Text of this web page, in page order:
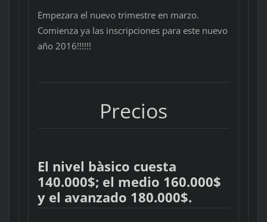
Empezara el nuevo trimestre en marzo.
Comienza ya las inscripciones para este nuevo
año 2016!!!!!!
Precios
El nivel bàsico cuesta
140.000$; el medio 160.000$
y el avanzado 180.000$.